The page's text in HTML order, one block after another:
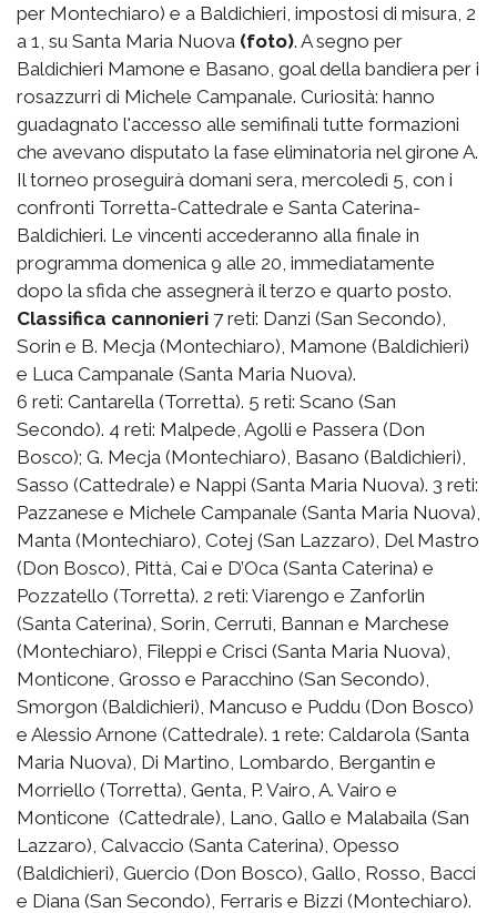
per Montechiaro) e a Baldichieri, impostosi di misura, 2
a 1, su Santa Maria Nuova (foto). A segno per
Baldichieri Mamone e Basano, goal della bandiera per i
rosazzurri di Michele Campanale. Curiosità: hanno
guadagnato l'accesso alle semifinali tutte formazioni
che avevano disputato la fase eliminatoria nel girone A.
Il torneo proseguirà domani sera, mercoledì 5, con i
confronti Torretta-Cattedrale e Santa Caterina-
Baldichieri. Le vincenti accederanno alla finale in
programma domenica 9 alle 20, immediatamente
dopo la sfida che assegnerà il terzo e quarto posto.
Classifica cannonieri 7 reti: Danzi (San Secondo),
Sorin e B. Mecja (Montechiaro), Mamone (Baldichieri)
e Luca Campanale (Santa Maria Nuova).
6 reti: Cantarella (Torretta). 5 reti: Scano (San
Secondo). 4 reti: Malpede, Agolli e Passera (Don
Bosco); G. Mecja (Montechiaro), Basano (Baldichieri),
Sasso (Cattedrale) e Nappi (Santa Maria Nuova). 3 reti:
Pazzanese e Michele Campanale (Santa Maria Nuova),
Manta (Montechiaro), Cotej (San Lazzaro), Del Mastro
(Don Bosco), Pittà, Cai e D’Oca (Santa Caterina) e
Pozzatello (Torretta). 2 reti: Viarengo e Zanforlin
(Santa Caterina), Sorin, Cerruti, Bannan e Marchese
(Montechiaro), Fileppi e Crisci (Santa Maria Nuova),
Monticone, Grosso e Paracchino (San Secondo),
Smorgon (Baldichieri), Mancuso e Puddu (Don Bosco)
e Alessio Arnone (Cattedrale). 1 rete: Caldarola (Santa
Maria Nuova), Di Martino, Lombardo, Bergantin e
Morriello (Torretta), Genta, P. Vairo, A. Vairo e
Monticone (Cattedrale), Lano, Gallo e Malabaila (San
Lazzaro), Calvaccio (Santa Caterina), Opesso
(Baldichieri), Guercio (Don Bosco), Gallo, Rosso, Bacci
e Diana (San Secondo), Ferraris e Bizzi (Montechiaro).